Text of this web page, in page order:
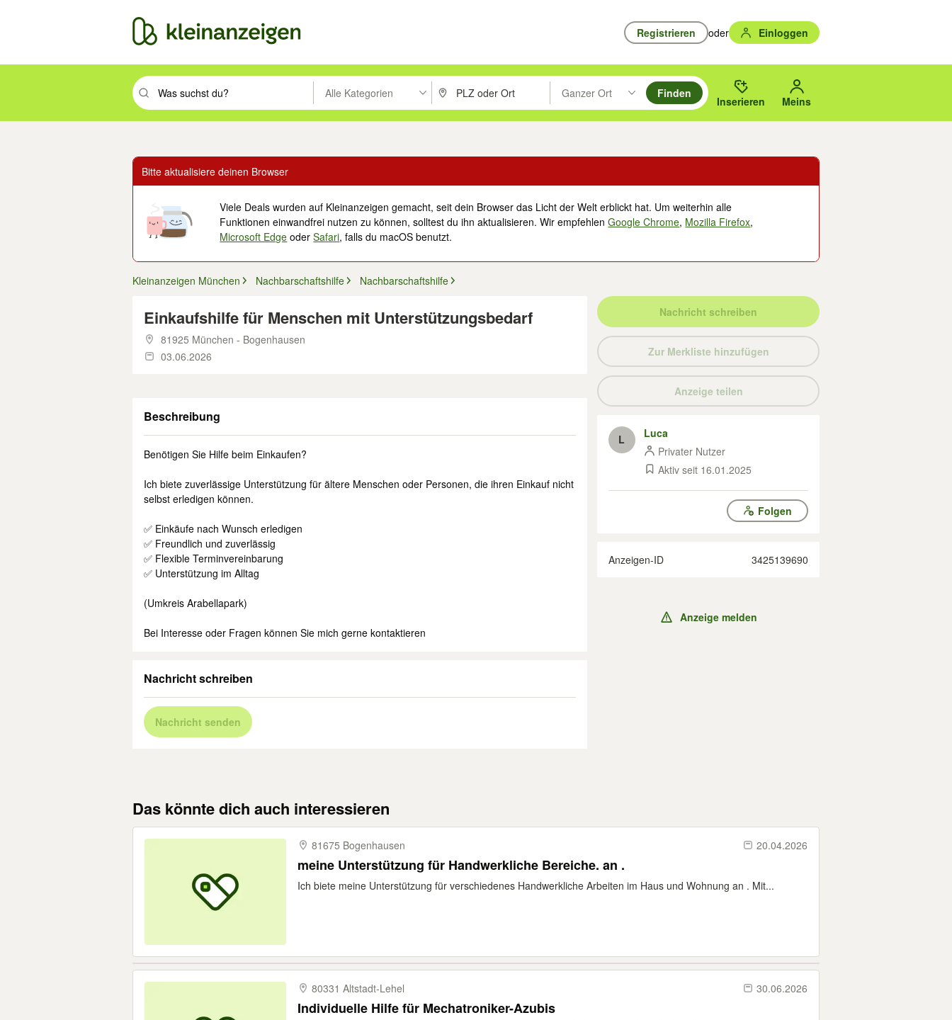
Registrieren oder Einloggen
Suchbegriff eingeben. Eingabetaste drücken um zu suchen, oder Vorschläge mit den Pfeiltasten nach oben/unten durchsuchen und mit Eingabetaste auswählen.
Alle Kategorien PLZ oder Ort eingeben. Eingabetaste drücken um zu suchen, oder Vorschläge mit den Pfeiltasten nach oben/
Ganzer Ort
Suche im Umkreis des gewählten Orts oder PLZ.
Finden
Inserieren Meins
Bitte aktualisiere deinen Browser
Viele Deals wurden auf Kleinanzeigen gemacht, seit dein Browser das Licht der Welt erblickt hat. Um weiterhin alle
Funktionen einwandfrei nutzen zu können, solltest du ihn aktualisieren. Wir empfehlenGoogle Chrome, Mozilla Firefox,
Microsoft Edge oderSafari, falls du macOS benutzt.
Kleinanzeigen München Nachbarschaftshilfe Nachbarschaftshilfe
Einkaufshilfe für Menschen mit Unterstützungsbedarf
81925 München - Bogenhausen
03.06.2026
Beschreibung
Benötigen Sie Hilfe beim Einkaufen?
Ich biete zuverlässige Unterstützung für ältere Menschen oder Personen, die ihren Einkauf nicht
selbst erledigen können.
✅ Einkäufe nach Wunsch erledigen
✅ Freundlich und zuverlässig
✅ Flexible Terminvereinbarung
✅ Unterstützung im Alltag
(Umkreis Arabellapark)
Bei Interesse oder Fragen können Sie mich gerne kontaktieren
Nachricht schreiben
Nachricht senden
Nachricht schreiben
Zur Merkliste hinzufügen
Anzeige teilen
L
Luca
Privater Nutzer
Aktiv seit 16.01.2025
Folgen
Anzeigen-ID 3425139690
Anzeige melden
Das könnte dich auch interessieren
81675 Bogenhausen 20.04.2026
meine Unterstützung für Handwerkliche Bereiche. an .
Ich biete meine Unterstützung für verschiedenes Handwerkliche Arbeiten im Haus und Wohnung an . Mit...
80331 Altstadt-​Lehel 30.06.2026
Individuelle Hilfe für Mechatroniker-Azubis